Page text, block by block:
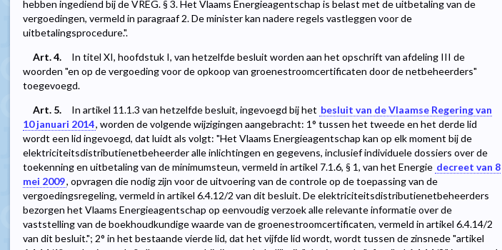
hebben ingediend bij de VREG. § 3. Het Vlaams Energieagentschap is belast met de uitbetaling van de
vergoedingen, vermeld in paragraaf 2. De minister kan nadere regels vastleggen voor de
uitbetalingsprocedure.".
Art. 4.
In titel XI, hoofdstuk I, van hetzelfde besluit worden aan het opschrift van afdeling III de
woorden "en op de vergoeding voor de opkoop van groenestroomcertificaten door de netbeheerders"
toegevoegd.
Art. 5.
In artikel 11.1.3 van hetzelfde besluit, ingevoegd bij het besluit van de Vlaamse Regering van
10 januari 2014, worden de volgende wijzigingen aangebracht: 1° tussen het tweede en het derde lid
wordt een lid ingevoegd, dat luidt als volgt: "Het Vlaams Energieagentschap kan op elk moment bij de
elektriciteitsdistributienetbeheerder alle inlichtingen en gegevens, inclusief individuele dossiers over de
toekenning en uitbetaling van de minimumsteun, vermeld in artikel 7.1.6, § 1, van het Energie decreet van 8
mei 2009, opvragen die nodig zijn voor de uitvoering van de controle op de toepassing van de
vergoedingsregeling, vermeld in artikel 6.4.12/2 van dit besluit. De elektriciteitsdistributienetbeheerders
bezorgen het Vlaams Energieagentschap op eenvoudig verzoek alle relevante informatie over de
vaststelling van de boekhoudkundige waarde van de groenestroomcertificaten, vermeld in artikel 6.4.14/2
van dit besluit."; 2° in het bestaande vierde lid, dat het vijfde lid wordt, wordt tussen de zinsnede "artikel